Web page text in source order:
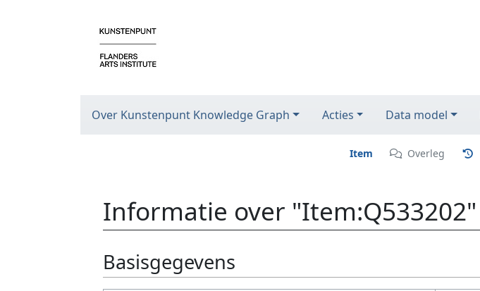
Over Kunstenpunt Knowledge Graph Acties Data model
Item Overleg
Informatie over "Item:Q533202"
Basisgegevens